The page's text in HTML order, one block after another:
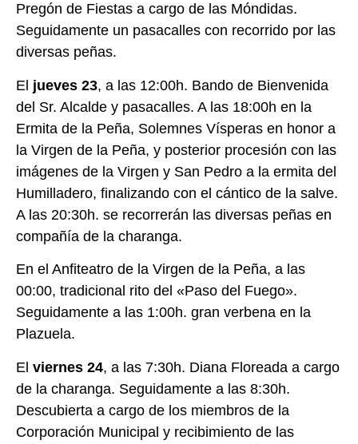
Pregón de Fiestas a cargo de las Móndidas.
Seguidamente un pasacalles con recorrido por las
diversas peñas.
El jueves 23, a las 12:00h. Bando de Bienvenida
del Sr. Alcalde y pasacalles. A las 18:00h en la
Ermita de la Peña, Solemnes Vísperas en honor a
la Virgen de la Peña, y posterior procesión con las
imágenes de la Virgen y San Pedro a la ermita del
Humilladero, finalizando con el cántico de la salve.
A las 20:30h. se recorrerán las diversas peñas en
compañía de la charanga.
En el Anfiteatro de la Virgen de la Peña, a las
00:00, tradicional rito del «Paso del Fuego».
Seguidamente a las 1:00h. gran verbena en la
Plazuela.
El viernes 24, a las 7:30h. Diana Floreada a cargo
de la charanga. Seguidamente a las 8:30h.
Descubierta a cargo de los miembros de la
Corporación Municipal y recibimiento de las